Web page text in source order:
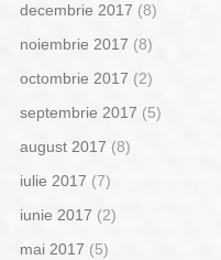
decembrie 2017 (8)
noiembrie 2017 (8)
octombrie 2017 (2)
septembrie 2017 (5)
august 2017 (8)
iulie 2017 (7)
iunie 2017 (2)
mai 2017 (5)